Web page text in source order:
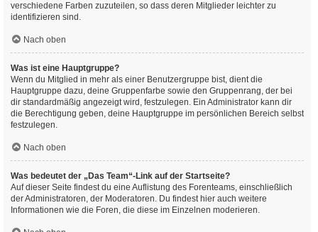
verschiedene Farben zuzuteilen, so dass deren Mitglieder leichter zu
identifizieren sind.
Nach oben
Was ist eine Hauptgruppe?
Wenn du Mitglied in mehr als einer Benutzergruppe bist, dient die
Hauptgruppe dazu, deine Gruppenfarbe sowie den Gruppenrang, der bei
dir standardmäßig angezeigt wird, festzulegen. Ein Administrator kann dir
die Berechtigung geben, deine Hauptgruppe im persönlichen Bereich selbst
festzulegen.
Nach oben
Was bedeutet der „Das Team“-Link auf der Startseite?
Auf dieser Seite findest du eine Auflistung des Forenteams, einschließlich
der Administratoren, der Moderatoren. Du findest hier auch weitere
Informationen wie die Foren, die diese im Einzelnen moderieren.